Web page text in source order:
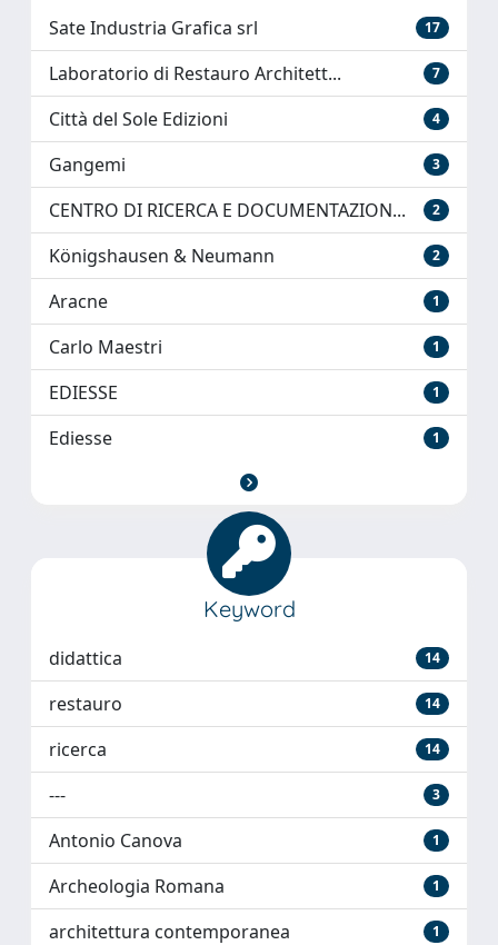
Sate Industria Grafica srl 17
Laboratorio di Restauro Architett... 7
Città del Sole Edizioni 4
Gangemi 3
CENTRO DI RICERCA E DOCUMENTAZION... 2
Königshausen & Neumann 2
Aracne 1
Carlo Maestri 1
EDIESSE 1
Ediesse 1
Keyword
didattica 14
restauro 14
ricerca 14
--- 3
Antonio Canova 1
Archeologia Romana 1
architettura contemporanea 1